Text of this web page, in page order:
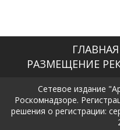
ГЛАВНАЯ
РАЗМЕЩЕНИЕ
Сетевое издание
Роскомнадзоре.
решения о регистрации: